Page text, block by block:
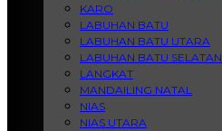
KARO
LABUHAN BATU
LABUHAN BATU UTARA
LABUHAN BATU SELATAN
LANGKAT
MANDAILING NATAL
NIAS
NIAS UTARA